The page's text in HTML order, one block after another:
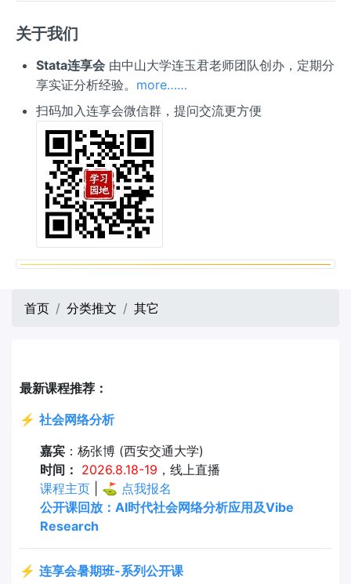
关于我们
Stata连享会由中山大学连玉君老师团队创办，定期分
享实证分析经验。 more……
扫码加入连享会微信群，提问交流更方便
首页 分类推文 其它
最新课程推荐：
⚡ 社会网络分析
嘉宾：杨张博 (西安交通大学)
时间： 2026.8.18-19 ，线上直播
课程主页| ⛳ 点我报名
公开课回放：AI时代社会网络分析应用及Vibe
Research
⚡ 连享会暑期班-系列公开课